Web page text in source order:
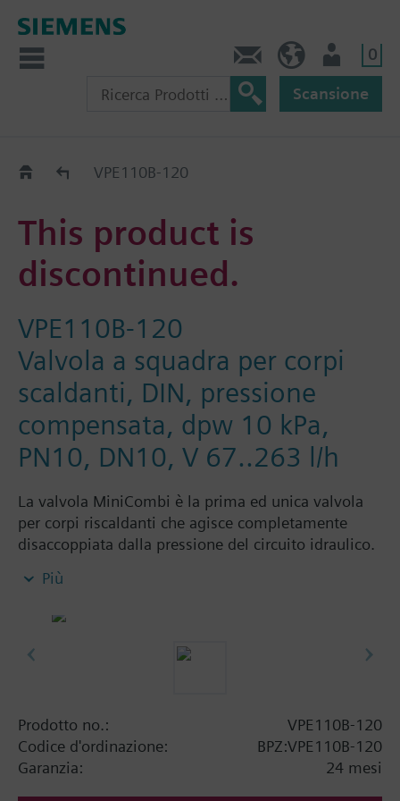
0
Scansione
Old2NewVPE110B-120
This product is
discontinued.
VPE110B-120
Valvola a squadra per corpi
scaldanti, DIN, pressione
compensata, dpw 10 kPa,
PN10, DN10, V 67..263 l/h
La valvola MiniCombi è la prima ed unica valvola
per corpi riscaldanti che agisce completamente
disaccoppiata dalla pressione del circuito idraulico.
contemporaneamente due funzioni. La valvola
bilanciamento automatico della pressione.
regolazione del riscaldamento ottimali, nei quali il
problema dell’infuenza idraulica reciproca è
eliminato definitivamente. L’intera installazione e
Più
Prodotto no.:
VPE110B-120
Codice d'ordinazione:
BPZ:VPE110B-120
Garanzia:
24 mesi